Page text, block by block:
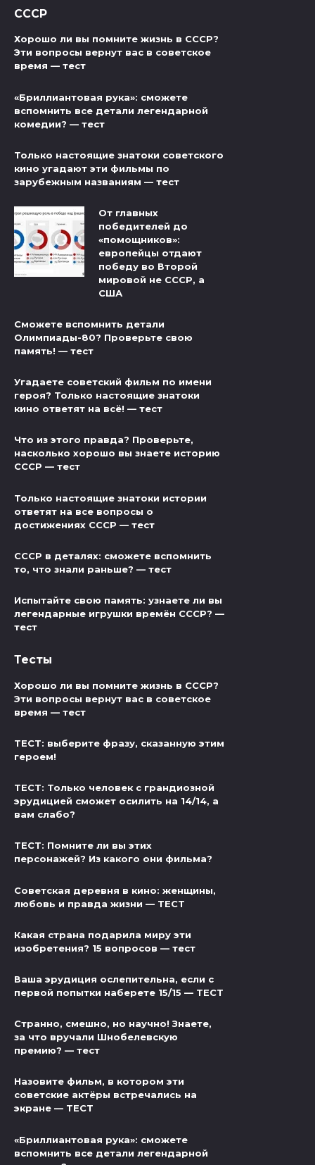
СССР
Хорошо ли вы помните жизнь в СССР?
Эти вопросы вернут вас в советское
время — тест
«Бриллиантовая рука»: сможете
вспомнить все детали легендарной
комедии? — тест
Только настоящие знатоки советского
кино угадают эти фильмы по
зарубежным названиям — тест
От главных
победителей до
«помощников»:
европейцы отдают
победу во Второй
мировой не СССР, а
США
Сможете вспомнить детали
Олимпиады-80? Проверьте свою
память! — тест
Угадаете советский фильм по имени
героя? Только настоящие знатоки
кино ответят на всё! — тест
Что из этого правда? Проверьте,
насколько хорошо вы знаете историю
СССР — тест
Только настоящие знатоки истории
ответят на все вопросы о
достижениях СССР — тест
СССР в деталях: сможете вспомнить
то, что знали раньше? — тест
Испытайте свою память: узнаете ли вы
легендарные игрушки времён СССР? —
тест
Тесты
Хорошо ли вы помните жизнь в СССР?
Эти вопросы вернут вас в советское
время — тест
ТЕСТ: выберите фразу, сказанную этим
героем!
ТЕСТ: Только человек с грандиозной
эрудицией сможет осилить на 14/14, а
вам слабо?
ТЕСТ: Помните ли вы этих
персонажей? Из какого они фильма?
Советская деревня в кино: женщины,
любовь и правда жизни — ТЕСТ
Какая страна подарила миру эти
изобретения? 15 вопросов — тест
Ваша эрудиция ослепительна, если с
первой попытки наберете 15/15 — ТЕСТ
Странно, смешно, но научно! Знаете,
за что вручали Шнобелевскую
премию? — тест
Назовите фильм, в котором эти
советские актёры встречались на
экране — ТЕСТ
«Бриллиантовая рука»: сможете
вспомнить все детали легендарной